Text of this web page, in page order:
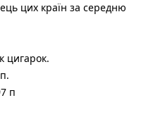
цих країн за середню
цигарок.
п